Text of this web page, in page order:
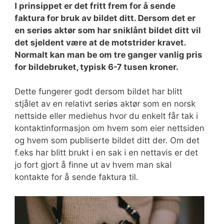
I prinsippet er det fritt frem for å sende
faktura for bruk av bildet ditt. Dersom det er
en seriøs aktør som har sniklånt bildet ditt vil
det sjeldent være at de motstrider kravet.
Normalt kan man be om tre ganger vanlig pris
for bildebruket, typisk 6-7 tusen kroner.
Dette fungerer godt dersom bildet har blitt
stjålet av en relativt seriøs aktør som en norsk
nettside eller mediehus hvor du enkelt får tak i
kontaktinformasjon om hvem som eier nettsiden
og hvem som publiserte bildet ditt der. Om det
f.eks har blitt brukt i en sak i en nettavis er det
jo fort gjort å finne ut av hvem man skal
kontakte for å sende faktura til.